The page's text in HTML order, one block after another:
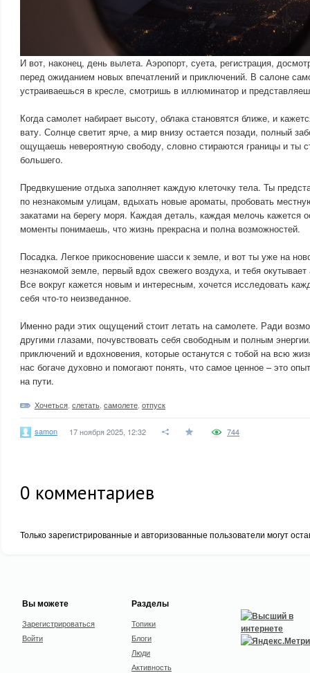
И вот, наконец, день вылета. Аэропорт, суета, регистрация,
перед ожиданием новых впечатлений и приключений. В салоне
устраиваешься в кресле, смотришь в иллюминатор и
Когда самолет набирает высоту, облака становятся ближе, и
вату. Солнце светит ярче, а мир внизу остается позади, полный
ощущаешь невероятную свободу, словно стираются границы и ты
большего.
Предвкушение отдыха заполняет каждую клеточку тела. Ты
по незнакомым улицам, вдыхать новые ароматы, пробовать
закатами на берегу моря. Каждая деталь, каждая мелочь кажется
моменты понимаешь, что жизнь прекрасна и полна возможностей.
Посадка. Легкое прикосновение шасси к земле, и вот ты уже на
незнакомой земле, первый вдох свежего воздуха, и тебя
Все вокруг кажется новым и интересным, хочется исследовать
себя что-то неизведанное.
Именно ради этих ощущений стоит летать на самолете. Ради
другими глазами, почувствовать себя свободным и полным
приключений и вдохновения, которые останутся с тобой на всю
нас богаче духовно и помогают понять, что самое ценное – это
на пути.
Хочеться слетать самолете отпуск
samon 17 ноября 2025, 12:32 744
0 комментариев
Только зарегистрированные и авторизованные пользователи могут
Вы можете
Зарегистрироваться
Войти
Разделы
Топики
Блоги
Люди
Активность